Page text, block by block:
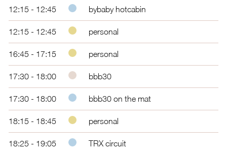
12:15 - 12:45 bybaby hotcabin
12:15 - 12:45 personal
16:45 - 17:15 personal
17:30 - 18:00 bbb30
17:30 - 18:00 bbb30 on the mat
18:15 - 18:45 personal
18:25 - 19:05 TRX circuit